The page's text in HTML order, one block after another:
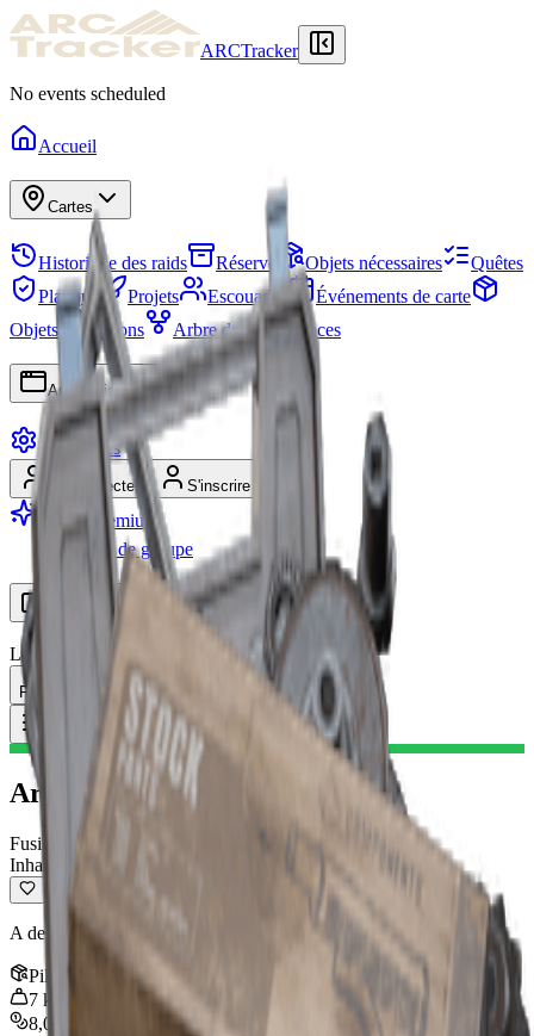
ARCTracker
No events scheduled
Accueil
Cartes
Historique des raids Réserve Objets nécessaires
Quêtes
Planque
Projets Escouades
Événements de carte
Objets
Saisons Arbre de compétences
Applications
Paramètres
Se connecter S'inscrire
Passer Premium
Recherche de groupe
Langue
FR Français
Toggle Menu Arpège II
Arpège II
Fusil d'assaut
Inhabituel
A des dégâts et une précision corrects.
Pile
7 kg
8,000